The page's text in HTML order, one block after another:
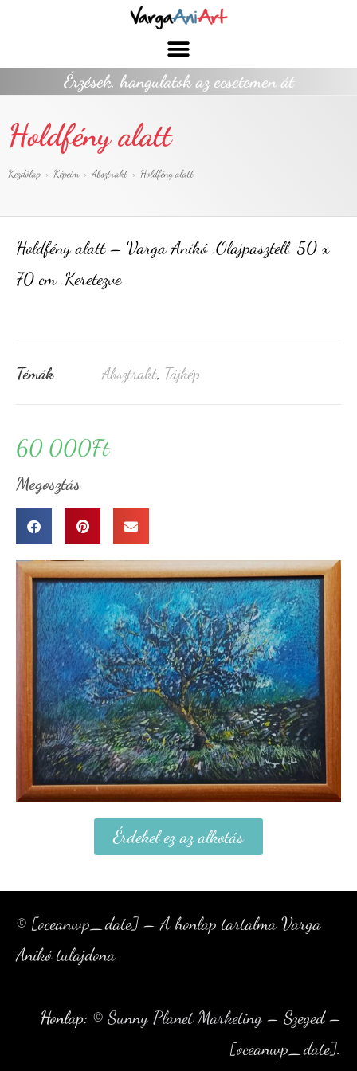
Érzések, hangulatok az ecsetemen át
Holdfény alatt
Kezdőlap > Képeim > Absztrakt > Holdfény alatt
Holdfény alatt – Varga Anikó .Olajpasztell. 50 x
70 cm .Keretezve
Témák Absztrakt, Tájkép
60 000Ft
Megosztás
Érdekel ez az alkotás
© [oceanwp_date] – A honlap tartalma Varga
Anikó tulajdona
Honlap: © Sunny Planet Marketing – Szeged –
[oceanwp_date].